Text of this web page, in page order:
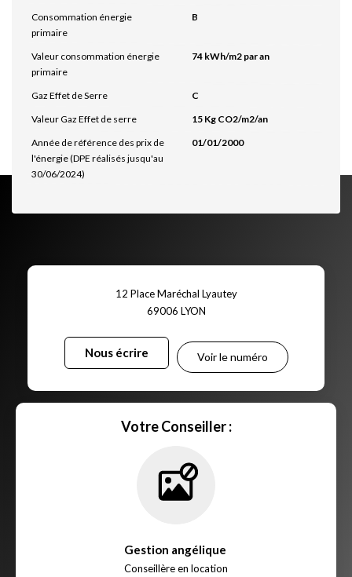
Consommation énergie
primaire
B
Valeur consommation énergie
primaire
74 kWh/m2 par an
Gaz Effet de Serre
C
Valeur Gaz Effet de serre
15 Kg CO2/m2/an
Année de référence des prix de
l'énergie (DPE réalisés jusqu'au
30/06/2024)
01/01/2000
12 Place Maréchal Lyautey
69006 LYON
Nous écrire Voir le numéro
Votre Conseiller :
Gestion angélique
Conseillère en location